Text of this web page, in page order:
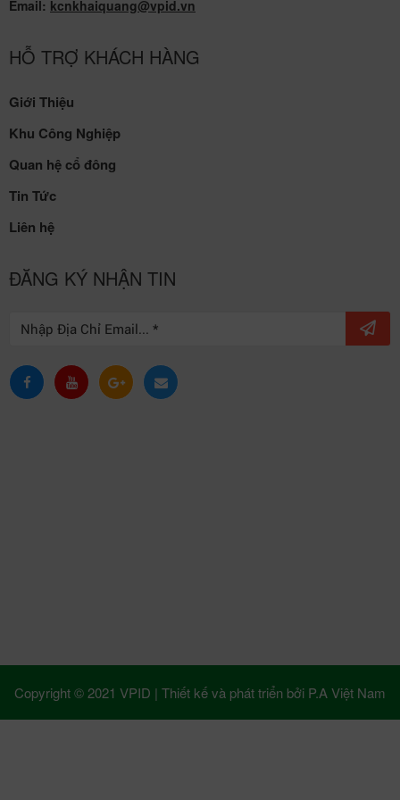
Email: kcnkhaiquang@vpid.vn
HỖ TRỢ KHÁCH HÀNG
Giới Thiệu
Khu Công Nghiệp
Quan hệ cổ đông
Tin Tức
Liên hệ
ĐĂNG KÝ NHẬN TIN
Copyright © 2021 VPID | Thiết kế và phát triển bởi P.A Việt Nam